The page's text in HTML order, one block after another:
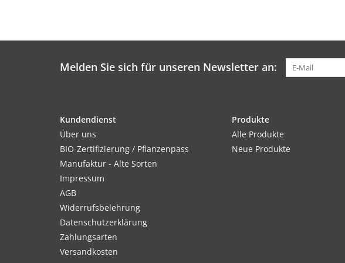
Melden Sie sich für unseren Newsletter an:
Kundendienst
Über uns
BIO-Zertifizierung / Pflanzenpass
Manufaktur - Alte Sorten
Impressum
AGB
Widerrufsbelehrung
Datenschutzerklärung
Zahlungsarten
Versandkosten
Produkte
Alle Produkte
Neue Produkte